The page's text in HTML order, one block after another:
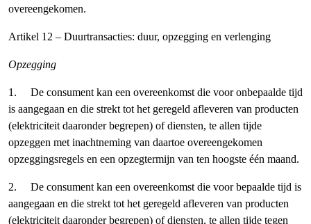
overeengekomen.
Artikel 12 – Duurtransacties: duur, opzegging en verlenging
Opzegging
1. De consument kan een overeenkomst die voor onbepaalde tijd
is aangegaan en die strekt tot het geregeld afleveren van producten
(elektriciteit daaronder begrepen) of diensten, te allen tijde
opzeggen met inachtneming van daartoe overeengekomen
opzeggingsregels en een opzegtermijn van ten hoogste één maand.
2. De consument kan een overeenkomst die voor bepaalde tijd is
aangegaan en die strekt tot het geregeld afleveren van producten
(elektriciteit daaronder begrepen) of diensten, te allen tijde tegen